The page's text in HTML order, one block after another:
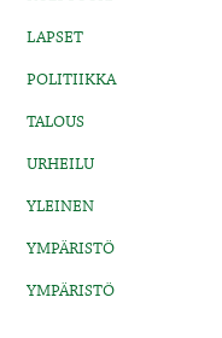
LAPSET
POLITIIKKA
TALOUS
URHEILU
YLEINEN
YMPÄRISTÖ
YMPÄRISTÖ